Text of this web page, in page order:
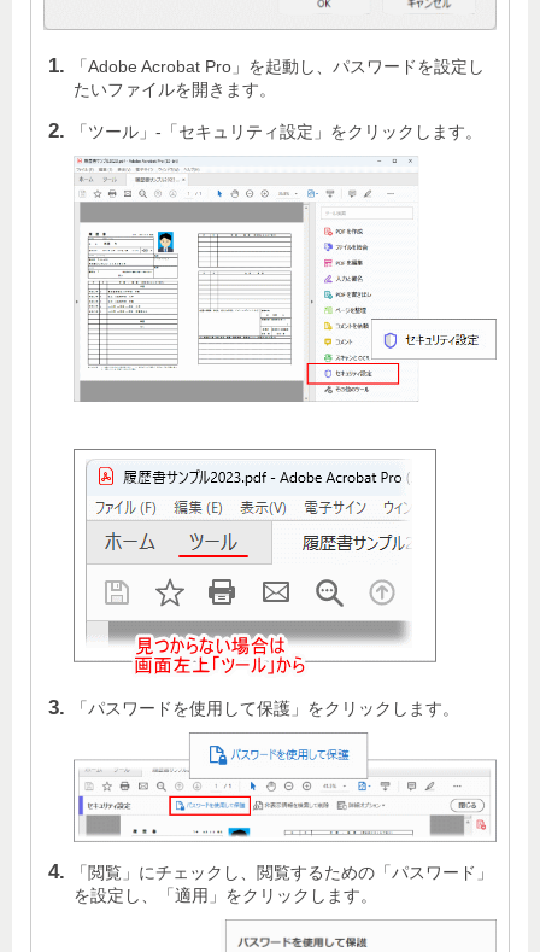
「Adobe Acrobat Pro」を起動し、パスワードを設定し
たいファイルを開きます。
「ツール」-「セキュリティ設定」をクリックします。
「パスワードを使用して保護」をクリックします。
「閲覧」にチェックし、閲覧するための「パスワード」
を設定し、「適用」をクリックします。